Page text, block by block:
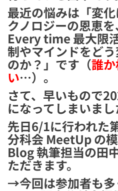
最近の悩みは「変
クノロジーの恩恵
Every time 最大限
制やマインドをど
のか？」です（誰
い…）。
さて、早いもので
になってしまいまし
先日6/1に行われた
分科会 MeetUp の
Blog 執筆担当の田
ただきます。
→今回は参加者も多